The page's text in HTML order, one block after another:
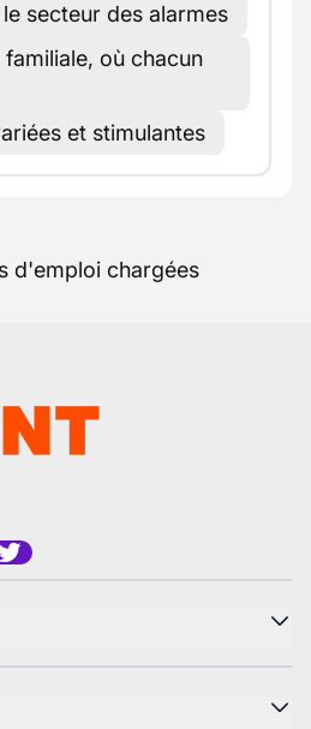
secteur des alarmes
où chacun
et stimulantes
d'emploi chargées